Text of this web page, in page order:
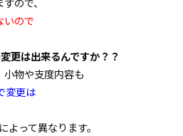
ので
更は出来るんですか？？
物や支度内容も
更は
って異なります。